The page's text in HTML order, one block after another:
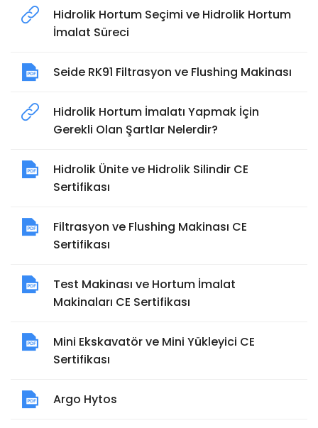
Hidrolik Hortum Seçimi ve Hidrolik Hortum
İmalat Süreci
Seide RK91 Filtrasyon ve Flushing Makinası
Hidrolik Hortum İmalatı Yapmak İçin
Gerekli Olan Şartlar Nelerdir?
Hidrolik Ünite ve Hidrolik Silindir CE
Sertifikası
Filtrasyon ve Flushing Makinası CE
Sertifikası
Test Makinası ve Hortum İmalat
Makinaları CE Sertifikası
Mini Ekskavatör ve Mini Yükleyici CE
Sertifikası
Argo Hytos